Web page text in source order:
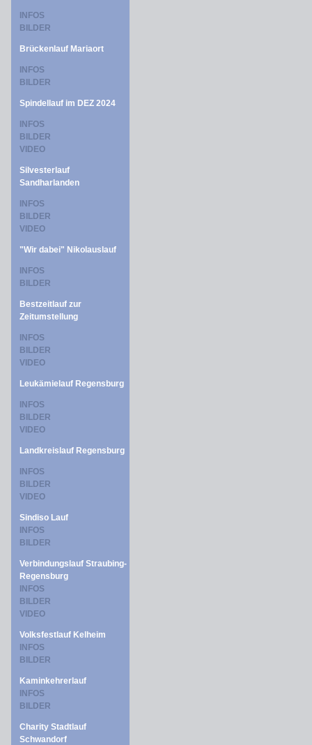
INFOS
BILDER
Brückenlauf Mariaort
INFOS
BILDER
Spindellauf im DEZ 2024
INFOS
BILDER
VIDEO
Silvesterlauf
Sandharlanden
INFOS
BILDER
VIDEO
"Wir dabei" Nikolauslauf
INFOS
BILDER
Bestzeitlauf zur
Zeitumstellung
INFOS
BILDER
VIDEO
Leukämielauf Regensburg
INFOS
BILDER
VIDEO
Landkreislauf Regensburg
INFOS
BILDER
VIDEO
Sindiso Lauf
INFOS
BILDER
Verbindungslauf Straubing-
Regensburg
INFOS
BILDER
VIDEO
Volksfestlauf Kelheim
INFOS
BILDER
Kaminkehrerlauf
INFOS
BILDER
Charity Stadtlauf
Schwandorf